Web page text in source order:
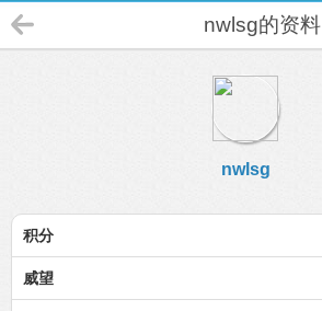
nwlsg的资料
nwlsg
积分
威望